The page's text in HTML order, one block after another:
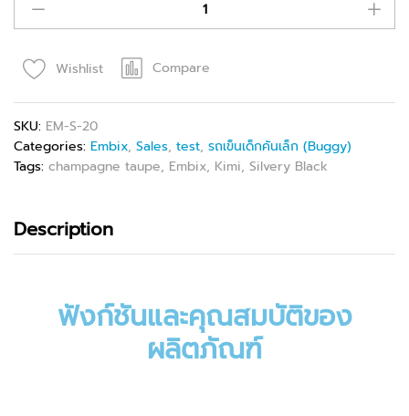
Wishlist Compare
SKU: EM-S-20
Categories: Embix, Sales, test, รถเข็นเด็กคันเล็ก (Buggy)
Tags: champagne taupe, Embix, Kimi, Silvery Black
Description
ฟังก์ชันและคุณสมบัติของ
ผลิตภัณฑ์